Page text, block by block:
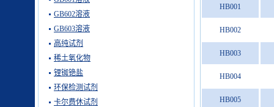
GB602溶液
GB603溶液
高纯试剂
稀土氧化物
锂铷铯盐
环保检测试剂
卡尔费休试剂
HB001
HB002
HB003
HB004
HB005